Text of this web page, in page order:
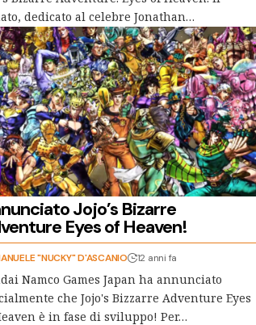
dedicato al celebre Jonathan…
Jojo’s Bizarre
Eyes of Heaven!
"NUCKY" D'ASCANIO 12 anni fa
Namco Games Japan ha annunciato
che Jojo's Bizzarre Adventure Eyes
è in fase di sviluppo! Per…